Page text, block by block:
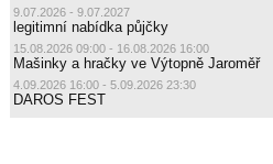
9.07.2026 - 9.07.2027
legitimní nabídka půjčky
15.08.2026 09:00 - 16.08.2026 16:00
Mašinky a hračky ve Výtopně Jaroměř
4.09.2026 16:00 - 5.09.2026 23:30
DAROS FEST